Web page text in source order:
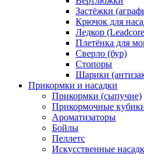
Застёжки
Крючок для
Ледкор
Плетёнка для
Сверло (бур)
Стопоры
Шарики
Прикормки и насадки
Прикормки (сыпучие)
Прикормочные
Ароматизаторы
Бойлы
Пеллетс
Искусственные